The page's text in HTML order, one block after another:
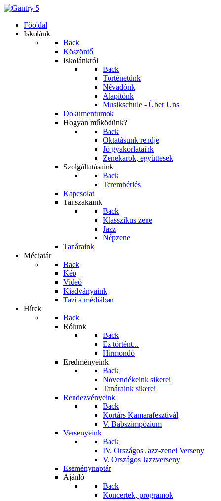
Főoldal
Iskolánk
Back
Köszöntő
Iskolánkról
Back
Történetünk
Névadónk
Alapítónk
Musikschule - Über Uns
Dokumentumok
Hogyan működünk?
Back
Oktatásunk rendje
Jó gyakorlataink
Zenekarok, együttesek
Szolgáltatásaink
Back
Terembérlés
Kapcsolat
Tanszakaink
Back
Klasszikus zene
Jazz
Népzene
Tanáraink
Médiatár
Back
Kép
Videó
Kiadványaink
Tazi a médiában
Hírek
Back
Rólunk
Back
Ez történt...
Hírmondó
Eredményeink
Back
Növendékeink sikerei
Tanáraink sikerei
Rendezvényeink
Back
Kortárs Kamarafesztivál
V. Babszimpózium
Versenyeink
Back
IV. Országos Jazz-zenei Verseny
V. Országos Jazzverseny
Eseménynaptár
Ajánló
Back
Koncertek, programok